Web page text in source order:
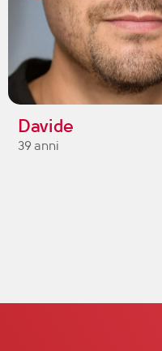
Davide
39 anni